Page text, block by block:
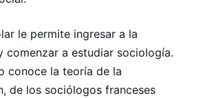
le permite ingresar a la
comenzar a estudiar sociología.
conoce la teoría de la
de los sociólogos franceses